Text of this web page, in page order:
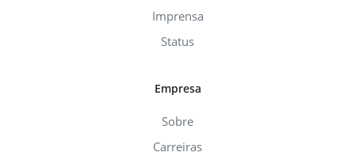
Imprensa
Status
Empresa
Sobre
Carreiras